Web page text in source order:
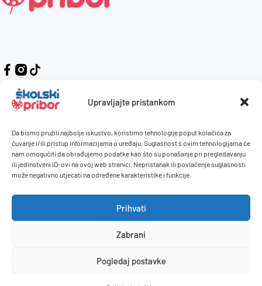
Upravljajte pristankom
Da bismo pružili najbolje iskustvo, koristimo tehnologije poput kolačića za
čuvanje i/ili pristup informacijama o uređaju. Suglasnost s ovim tehnologijama će
nam omogućiti da obrađujemo podatke kao što su ponašanje pri pregledavanju
ili jedinstveni ID-ovi na ovoj web stranici. Nepristanak ili povlačenje suglasnosti
može negativno utjecati na određene karakteristike i funkcije.
Prihvati
Zabrani
Pogledaj postavke
Kontakt
O nama
Naručivanje i plaćanje
Uvjeti korištenja
Pravilnik giveaway
Politika privatnosti
Povrati / reklamacije